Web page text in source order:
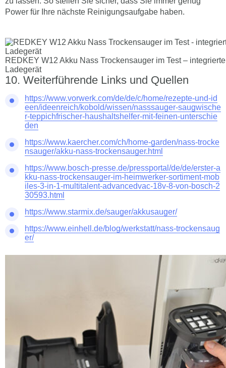
Power für Ihre nächste Reinigungsaufgabe haben.
REDKEY W12 Akku Nass Trockensauger im Test –
Ladegerät
Weiterführende Links und Quellen
https://www.vorwerk.com/de/de/c/home/rezepte-und-id
een/ideenreich/kobold/wissen/nasssauger-saugwische
r-teppichfrischer-haushaltshelfer-mit-feinen-unterschie
den
https://www.kaercher.com/ch/home-garden/nass-trocke
nsauger/akku-nass-trockensauger.html
https://www.bosch-presse.de/pressportal/de/de/erster-a
kku-nass-trockensauger-im-heimwerker-sortiment-mob
iles-3-in-1-multitalent-advancedvac-18v-8-von-bosch-2
30593.html
https://www.starmix.de/sauger/akkusauger/
https://www.einhell.de/blog/werkstatt/nass-trockensaug
er/